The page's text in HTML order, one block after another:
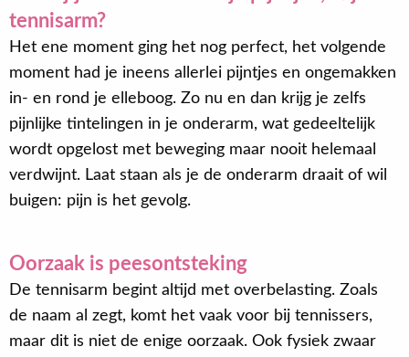
tennisarm?
Het ene moment ging het nog perfect, het volgende
moment had je ineens allerlei pijntjes en ongemakken
in- en rond je elleboog. Zo nu en dan krijg je zelfs
pijnlijke tintelingen in je onderarm, wat gedeeltelijk
wordt opgelost met beweging maar nooit helemaal
verdwijnt. Laat staan als je de onderarm draait of wil
buigen: pijn is het gevolg.
Oorzaak is peesontsteking
De tennisarm begint altijd met overbelasting. Zoals
de naam al zegt, komt het vaak voor bij tennissers,
maar dit is niet de enige oorzaak. Ook fysiek zwaar